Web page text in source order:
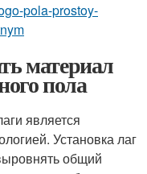
pola-prostoy-
материал
пола
является
Установка лаг
общий